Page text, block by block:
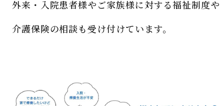
外来・入院患者様やご家族様に対する福祉制度や
介護保険の相談も受け付けています。